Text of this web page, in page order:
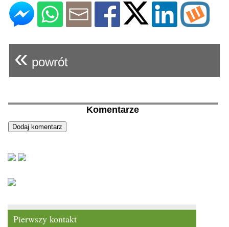
Pierwszy kontakt
« powrót
Komentarze